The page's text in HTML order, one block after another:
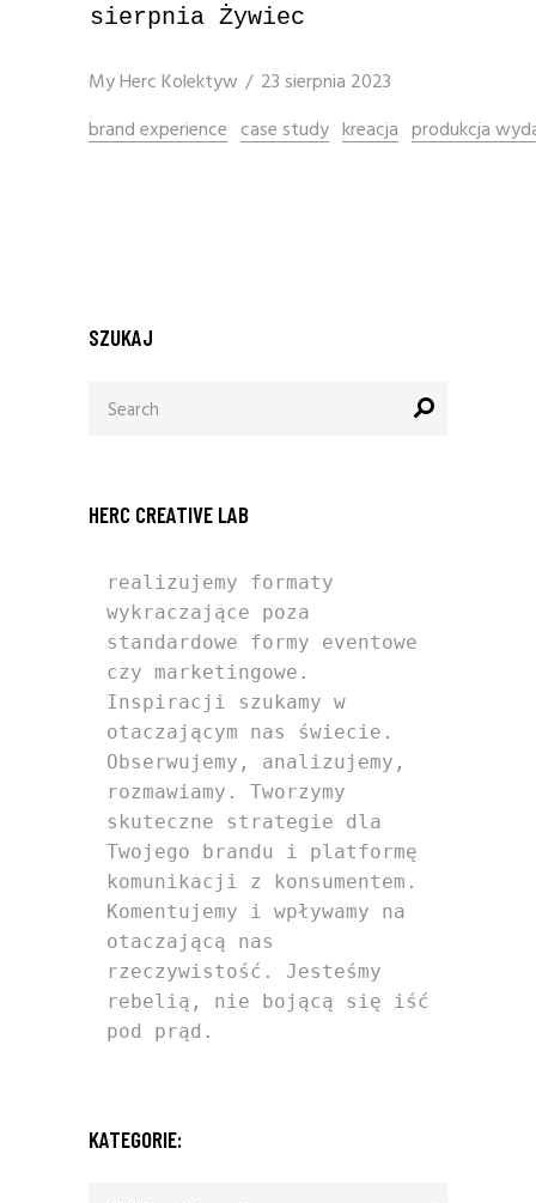
sierpnia Żywiec
MyHerc Kolektyw
23 sierpnia 2023
brand experience case study kreacja produkcja
SZUKAJ
for:
HERC CREATIVE LAB
realizujemy formaty
wykraczające poza
standardowe formy eventowe
czy marketingowe.
Inspiracji szukamy w
otaczającym nas świecie.
Obserwujemy, analizujemy,
rozmawiamy. Tworzymy
skuteczne strategie dla
Twojego brandu i platformę
komunikacji z konsumentem.
Komentujemy i wpływamy na
otaczającą nas
rzeczywistość. Jesteśmy
rebelią, nie bojącą się iść
pod prąd.
KATEGORIE: